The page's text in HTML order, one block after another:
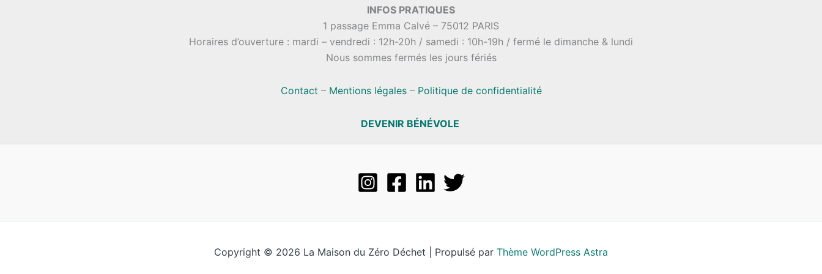
INFOS PRATIQUES
1 passage Emma Calvé – 75012 PARIS
Horaires d’ouverture : mardi – vendredi : 12h-20h / samedi : 10h-19h / fermé le dimanche & lundi
Nous sommes fermés les jours fériés
Contact – Mentions légales– Politique de confidentialité
DEVENIR BÉNÉVOLE
Copyright © 2026 La Maison du Zéro Déchet | Propulsé par Thème WordPress Astra